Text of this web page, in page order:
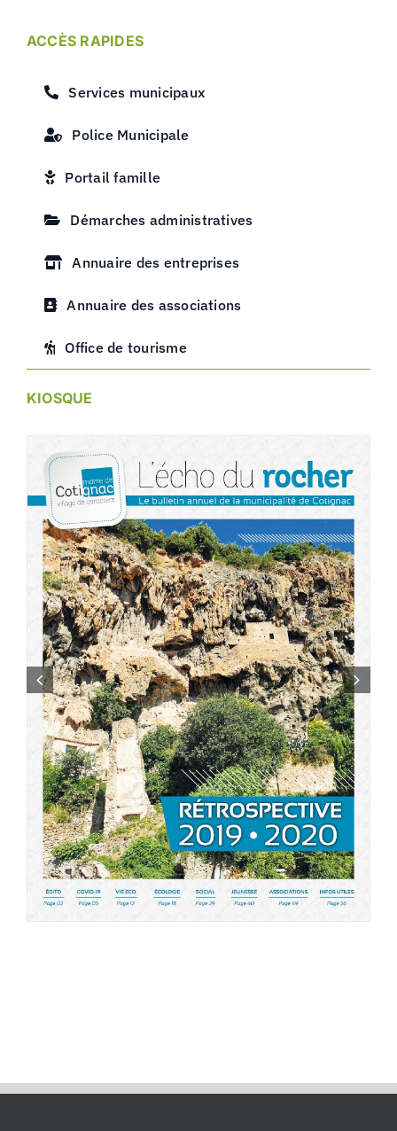
ACCÈS RAPIDES
Services municipaux
Police Municipale
Portail famille
Démarches administratives
Annuaire des entreprises
Annuaire des associations
Office de tourisme
KIOSQUE